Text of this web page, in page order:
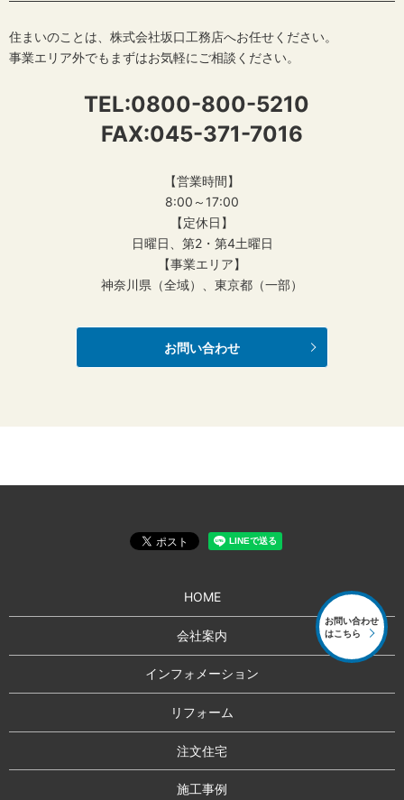
住まいのことは、株式会社坂口工務店へお任せください。
事業エリア外でもまずはお気軽にご相談ください。
TEL:0800-800-5210
FAX:045-371-7016
【営業時間】
8:00～17:00
【定休日】
日曜日、第2・第4土曜日
【事業エリア】
神奈川県（全域）、東京都（一部）
お問い合わせ
HOME
会社案内
インフォメーション
リフォーム
注文住宅
施工事例
お問い合わせ
はこちら